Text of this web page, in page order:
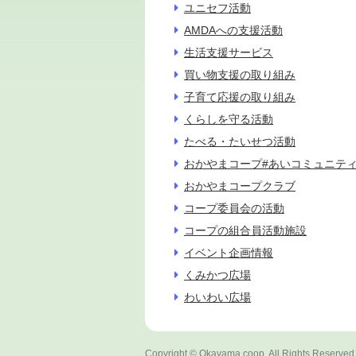
ユニセフ活動
AMDAへの支援活動
生活支援サービス
買い物支援の取り組み
子育て応援の取り組み
くらしを守る活動
たべる・たいせつ活動
おかやまコープ#あいコミュニティ
おかやまコープクラブ
コープ委員会の活動
コープの組合員活動施設
イベント企画情報
くみかつ広場
わいわい広場
Copyright © Okayama coop, All Rights Reserved.